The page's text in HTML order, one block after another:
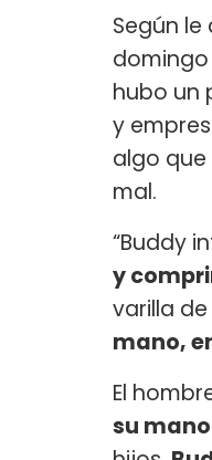
Según
hubo un
y
algo
mal.
“Buddy
y
varilla
mano,
El
su